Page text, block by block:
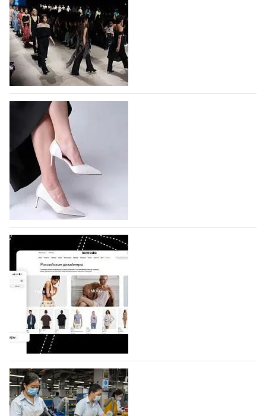
На участие в Московской неделе моды
подано 1047 заявок
На участие в седьмой Московской неделе моды,
которая пройдет в российской столице с 26 сентября
по 1 октября, уже подано 1047 заявок. Примерно
половину из них (494) прислали дизайнеры,
коллекции которых не были представлены в…
07.08.2026 40
BALLINA представит свои новинки на Euro
Shoes
Компания BALLINA Guangzhou Lihuang Footwear
Co., Ltd., основанная в 2011 году и расположенная в
Гуанчжоу, столице моды Китая, является
профессиональной обувной компанией,
объединяющей разработку, производство и…
07.08.2026 68
На платформе Lamoda - новый раздел и
условия продвижения локальных
дизайнерских марок